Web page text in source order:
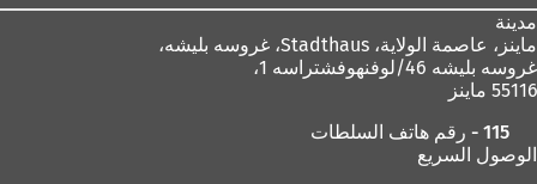
مدينة
ماينز، عاصمة الولاية،
غروسه بليشه 46/لوفنهوفشتراسه 1،
55116 ماينز
115 - رقم هاتف السلطات
الوصول السريع